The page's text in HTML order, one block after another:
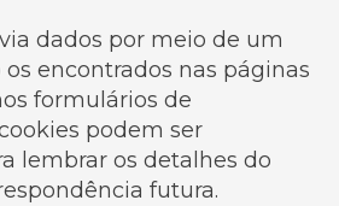
dados por meio de um
encontrados nas páginas
formulários de
podem ser
lembrar os detalhes do
futura.